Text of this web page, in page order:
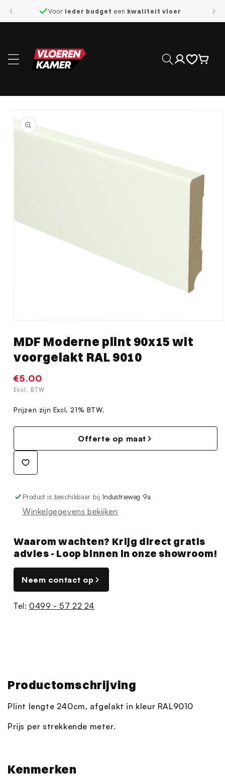
naar de
Voor ieder budget een kwaliteit vloer
Inloggen
openen
modaal
MDF Moderne plint 90x15 wit
voorgelakt RAL 9010
Normale
prijs
€5.00
Excl. BTW
Prijzen zijn Excl. 21% BTW.
Offerte op maat
Product is beschikbaar bij Industrieweg 9a
Winkelgegevens bekijken
Waarom wachten? Krijg direct gratis
advies - Loop binnen in onze showroom!
Neem contact op
Tel:0499 - 57 22 24
Productomschrijving
Plint lengte 240cm, afgelakt in kleur RAL9010
Prijs per strekkende meter.
Kenmerken